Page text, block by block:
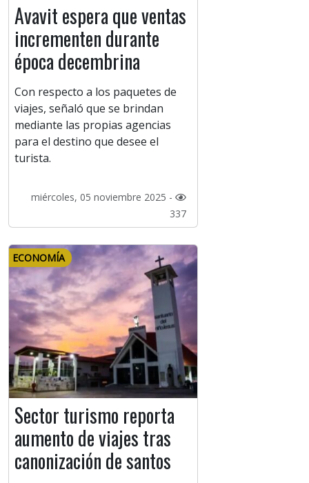
Avavit espera que ventas
incrementen durante
época decembrina
Con respecto a los paquetes de
viajes, señaló que se brindan
mediante las propias agencias
para el destino que desee el
turista.
miércoles, 05 noviembre 2025 -
337
ECONOMÍA
Sector turismo reporta
aumento de viajes tras
canonización de santos